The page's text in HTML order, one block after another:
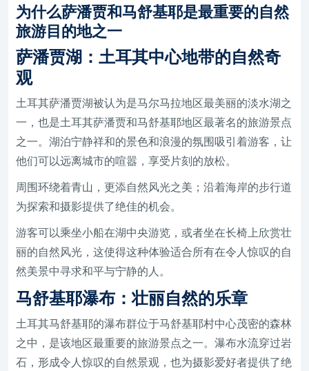
为什么萨潘贾和马舒基耶是最重要的自然
旅游目的地之一
萨潘贾湖：土耳其中心地带的自然奇
观
土耳其萨潘贾湖被认为是马尔马拉地区最美丽的淡水湖之
一，也是土耳其萨潘贾和马舒基耶地区最著名的旅游景点
之一。湖泊宁静祥和的景色和浪漫的氛围吸引着游客，让
他们可以远离城市的喧嚣，享受片刻的放松。
周围环绕着青山，更添自然风光之美；沿着海岸的步行道
为探索和摄影提供了绝佳的机会。
游客可以乘坐小船在湖中央游览，或者坐在长椅上欣赏壮
丽的自然风光，这使得这种体验适合所有在令人惊叹的自
然美景中寻求和平与宁静的人。
马舒基耶瀑布：壮丽自然的乐章
土耳其马舒基耶的瀑布群位于马舒基耶村中心茂密的森林
之中，是该地区最重要的旅游景点之一。瀑布水流穿过岩
石，形成令人惊叹的自然景观，也为摄影爱好者提供了绝